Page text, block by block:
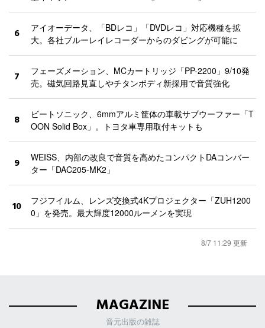
6
アイオーデータ、「BDレコ」「DVDレコ」対応機種を拡
大。各社ブルーレイレコーダーからのダビングが可能に
7
フェーズメーション、MCカートリッジ「PP-2200」9/10発
売。磁気回路見直しやチタンボディ新採用で音質強化
8
ビートソニック、6mmアルミ筐体の車載サブウーファー「T
OON Solid Box」。トヨタ車専用取付キットも
9
WEISS、内部の改良で音質を高めたコンパクトDAコンバー
ター「DAC205-MK2」
10
フジフイルム、レンズ交換式4Kプロジェクター「ZUH1200
0」を発売。最大輝度12000ルーメンを実現
8/7 11:29 更新
MAGAZINE
音元出版の雑誌